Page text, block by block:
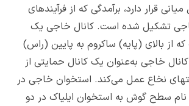
قرار دارد، برآمدگی که از فرآیندهای
تشکیل شده است. کانال خاجی یک
از بالای (پایه) ساکروم به پایین (راس)
خاجی به‌عنوان یک کانال حمایتی از
نخاع عمل می‌کند. استخوان خاجی در
سطح گوش به استخوان ایلیاک در دو